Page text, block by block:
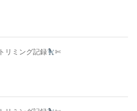
トリミング記録 ✄